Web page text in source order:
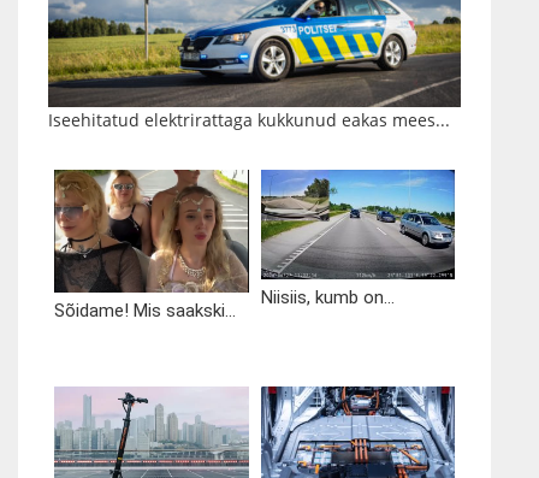
Iseehitatud elektrirattaga kukkunud eakas mees...
Sõidame! Mis saakski...
Niisiis, kumb on...